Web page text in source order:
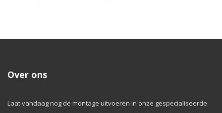
Over ons
Laat vandaag nog de montage uitvoeren in onze gespecialiseerde